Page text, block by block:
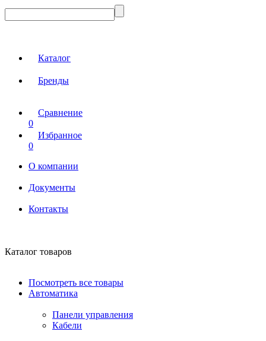
Каталог
Бренды
Сравнение
0
Избранное
0
О компании
Документы
Контакты
Каталог товаров
Посмотреть все товары
Автоматика
Панели управления
Кабели